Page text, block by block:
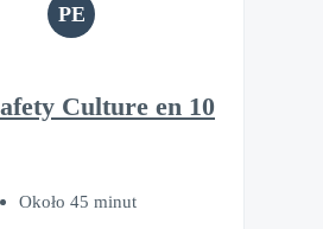
PE
Culture en 10
Około 45 minut